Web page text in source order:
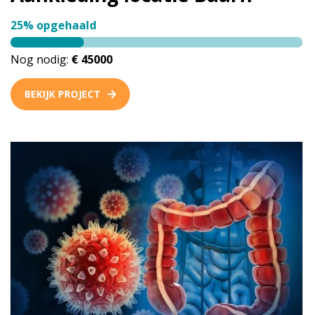
25% opgehaald
Nog nodig: € 45000
BEKIJK PROJECT